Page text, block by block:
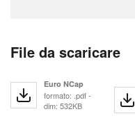
File da scaricare
Euro NCap
formato: .pdf -
dim: 532KB